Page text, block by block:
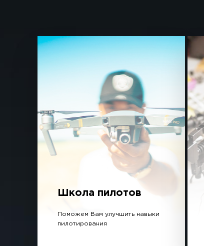
Школа пилотов
Поможем Вам улучшить навыки
пилотирования